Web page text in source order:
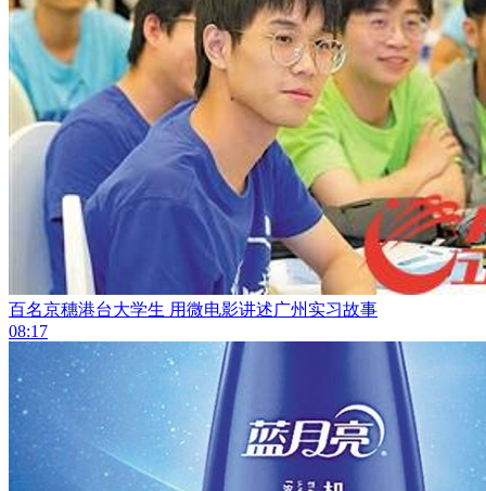
百名京穗港台大学生 用微电影讲述广州实习故事
08:17